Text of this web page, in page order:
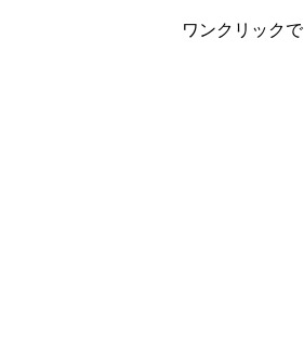
ワンクリックで